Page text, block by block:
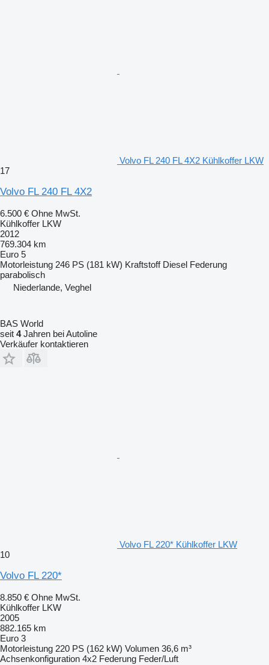
Volvo FL 240 FL 4X2 Kühlkoffer LKW
17
Volvo FL 240 FL 4X2
6.500 € Ohne MwSt.
Kühlkoffer LKW
2012
769.304 km
Euro 5
Motorleistung 246 PS (181 kW) Kraftstoff Diesel Federung
parabolisch
Niederlande, Veghel
BAS World
seit 4Jahren bei Autoline
Verkäufer kontaktieren
Volvo FL 220* Kühlkoffer LKW
10
Volvo FL 220*
8.850 € Ohne MwSt.
Kühlkoffer LKW
2005
882.165 km
Euro 3
Motorleistung 220 PS (162 kW) Volumen 36,6 m³
Achsenkonfiguration 4x2 Federung Feder/Luft